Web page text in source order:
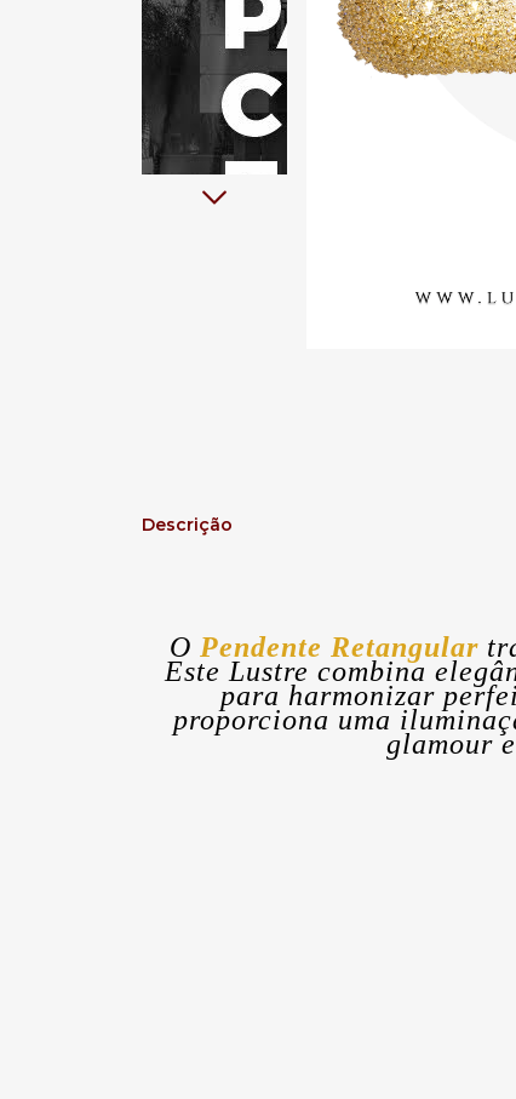
Descrição
O Pendente Retangular
Este Lustre combina
para harmonizar
proporciona uma
glamour